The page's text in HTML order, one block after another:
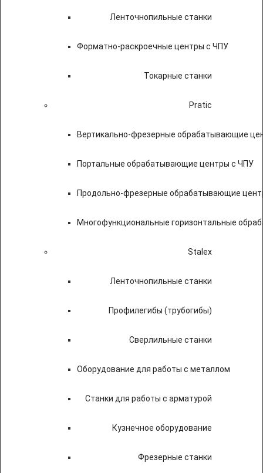
Ленточнопильные станки
Форматно-раскроечные центры с ЧПУ
Токарные станки
Pratic
Вертикально-фрезерные обрабатывающие
Портальные обрабатывающие центры с ЧПУ
Продольно-фрезерные обрабатывающие
Многофункциональные горизонтальные
Stalex
Ленточнопильные станки
Профилегибы (трубогибы)
Сверлильные станки
Оборудование для работы с металлом
Станки для работы с арматурой
Кузнечное оборудование
Фрезерные станки